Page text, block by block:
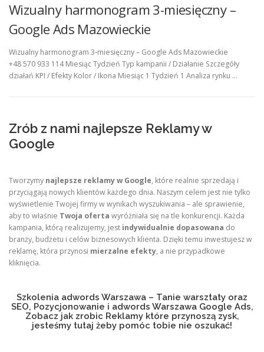
Wizualny harmonogram 3-miesięczny –
Google Ads Mazowieckie
Wizualny harmonogram 3-miesięczny – Google Ads Mazowieckie
+48 570 933 114 Miesiąc Tydzień Typ kampanii / Działanie Szczegóły
działań KPI / Efekty Kolor / Ikona Miesiąc 1 Tydzień 1 Analiza rynku …
Zrób z nami najlepsze Reklamy w
Google
Tworzymy najlepsze reklamy w Google, które realnie sprzedają i
przyciągają nowych klientów każdego dnia. Naszym celem jest nie tylko
wyświetlenie Twojej firmy w wynikach wyszukiwania – ale sprawienie,
aby to właśnie Twoja oferta wyróżniała się na tle konkurencji. Każda
kampania, którą realizujemy, jest indywidualnie dopasowana do
branży, budżetu i celów biznesowych klienta. Dzięki temu inwestujesz w
reklamę, która przynosi mierzalne efekty, a nie przypadkowe
kliknięcia.
Szkolenia adwords Warszawa – Tanie warsztaty oraz
SEO, Pozycjonowanie i adwords Warszawa Google Ads,
Zobacz jak zrobic Reklamy które przynoszą zysk,
jesteśmy tutaj żeby pomóc tobie nie oszukać!